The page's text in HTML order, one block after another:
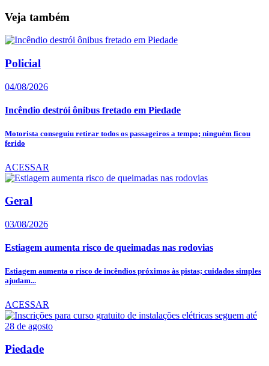
Veja também
Policial
04/08/2026
Incêndio destrói ônibus fretado em Piedade
Motorista conseguiu retirar todos os passageiros a tempo; ninguém ficou
ferido
ACESSAR
Geral
03/08/2026
Estiagem aumenta risco de queimadas nas rodovias
Estiagem aumenta o risco de incêndios próximos às pistas; cuidados simples
ajudam...
ACESSAR
Piedade